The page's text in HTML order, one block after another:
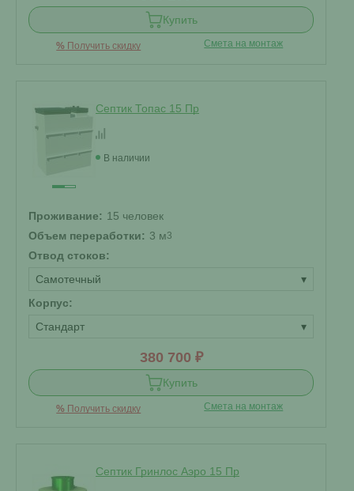
Купить
% Получить скидку Смета на монтаж
Септик Топас 15 Пр
В наличии
Проживание: 15 человек
Объем переработки: 3 м3
Отвод стоков:
Самотечный
▾
Корпус:
Стандарт
▾
380 700 ₽
Купить
% Получить скидку Смета на монтаж
Септик Гринлос Аэро 15 Пр